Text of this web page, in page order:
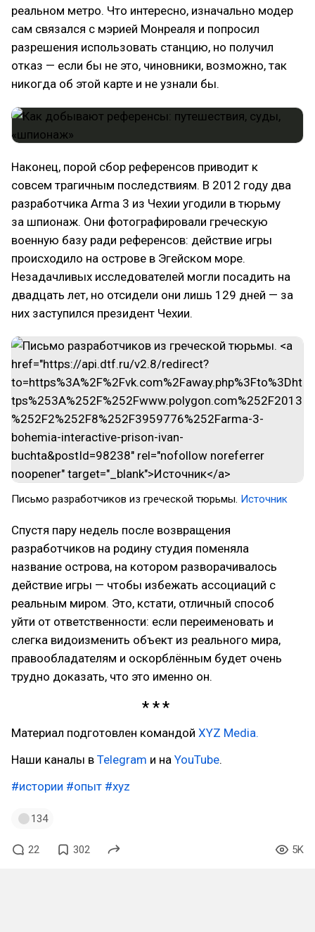
реальном метро. Что интересно, изначально модер
сам связался с мэрией Монреаля и попросил
разрешения использовать станцию, но получил
отказ — если бы не это, чиновники, возможно, так
никогда об этой карте и не узнали бы.
Наконец, порой сбор референсов приводит к
совсем трагичным последствиям. В 2012 году два
разработчика Arma 3 из Чехии угодили в тюрьму
за шпионаж. Они фотографировали греческую
военную базу ради референсов: действие игры
происходило на острове в Эгейском море.
Незадачливых исследователей могли посадить на
двадцать лет, но отсидели они лишь 129 дней — за
них заступился президент Чехии.
Письмо разработчиков из греческой тюрьмы.​ Источник
Спустя пару недель после возвращения
разработчиков на родину студия поменяла
название острова, на котором разворачивалось
действие игры — чтобы избежать ассоциаций с
реальным миром. Это, кстати, отличный способ
уйти от ответственности: если переименовать и
слегка видоизменить объект из реального мира,
правообладателям и оскорблённым будет очень
трудно доказать, что это именно он.
Материал подготовлен командой XYZ Media.
Наши каналы в Telegram и на YouTube.
#истории #опыт #xyz
134
22 302 5K